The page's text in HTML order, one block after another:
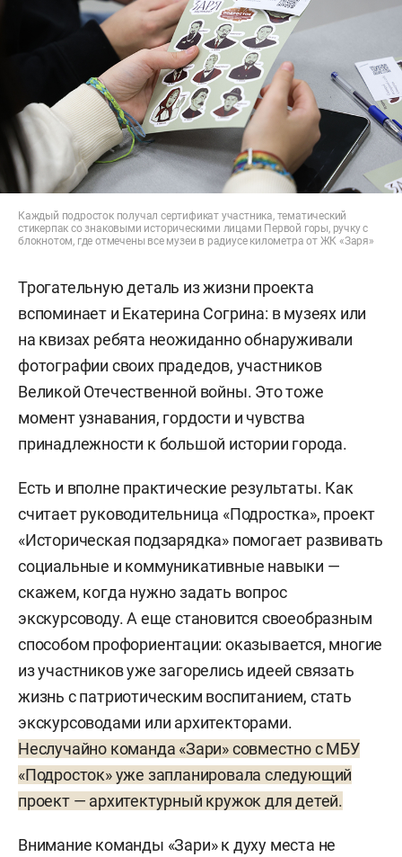
Каждый подросток получал сертификат участника, тематический
стикерпак со знаковыми историческими лицами Первой горы, ручку с
блокнотом, где отмечены все музеи в радиусе километра от ЖК «Заря»
Трогательную деталь из жизни проекта
вспоминает и Екатерина Согрина: в музеях или
на квизах ребята неожиданно обнаруживали
фотографии своих прадедов, участников
Великой Отечественной войны. Это тоже
момент узнавания, гордости и чувства
принадлежности к большой истории города.
Есть и вполне практические результаты. Как
считает руководительница «Подростка», проект
«Историческая подзарядка» помогает развивать
социальные и коммуникативные навыки —
скажем, когда нужно задать вопрос
экскурсоводу. А еще становится своеобразным
способом профориентации: оказывается, многие
из участников уже загорелись идеей связать
жизнь с патриотическим воспитанием, стать
экскурсоводами или архитекторами.
Неслучайно команда «Зари» совместно с МБУ
«Подросток» уже запланировала следующий
проект — архитектурный кружок для детей.
Внимание команды «Зари» к духу места не